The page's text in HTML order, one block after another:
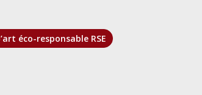
éco-responsable RSE